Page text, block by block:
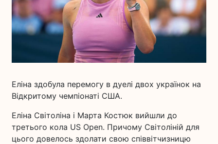
Еліна здобула перемогу в дуелі двох українок на
Відкритому чемпіонаті США.
Еліна Світоліна і Марта Костюк вийшли до
третього кола US Open. Причому Світоліній для
цього довелось здолати свою співвітчизницю